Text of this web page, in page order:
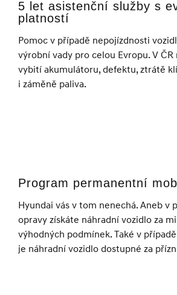
5 let asistenční služby s
platností
Pomoc v případě nepojízdnosti
výrobní vady pro celou Evropu. V
vybití akumulátoru, defektu, ztrátě
i záměně paliva.
Program permanentní
Hyundai vás v tom nenechá. Aneb v
opravy získáte náhradní vozidlo za
výhodných podmínek. Také v
je náhradní vozidlo dostupné za